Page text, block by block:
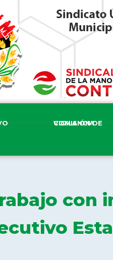
COMISIÓN DE VIGILANCIA
con